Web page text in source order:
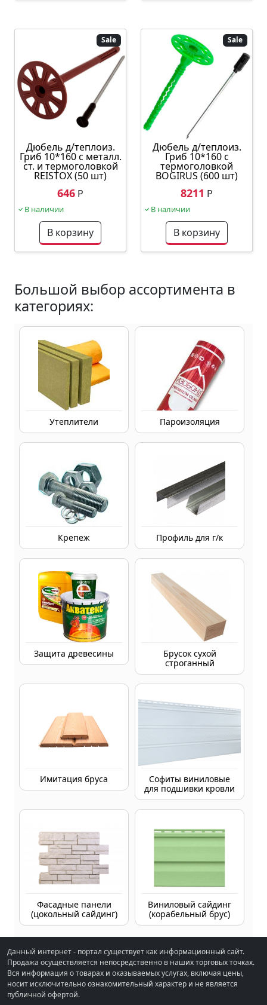
Sale
Дюбель д/теплоиз.
Гриб 10*160 с металл.
ст. и термоголовкой
REISTOX (50 шт)
646 Р
В наличии
В корзину
Sale
Дюбель д/теплоиз.
Гриб 10*160 с
термоголовкой
BOGIRUS (600 шт)
8211 Р
В наличии
В корзину
Большой выбор ассортимента в
категориях:
Утеплители Пароизоляция
Крепеж Профиль для г/к
Защита древесины
Брусок сухой
строганный
Имитация бруса
Софиты виниловые
для подшивки кровли
Фасадные панели
(цокольный сайдинг)
Виниловый сайдинг
(корабельный брус)
Данный интернет - портал существует как информационный сайт.
Продажа осуществляется непосредственно в наших торговых точках.
Вся информация о товарах и оказываемых услугах, включая цены,
носит исключительно ознакомительный характер и не является
публичной офертой.